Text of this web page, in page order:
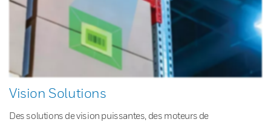
Vision Solutions
Des solutions de vision puissantes, des moteurs de